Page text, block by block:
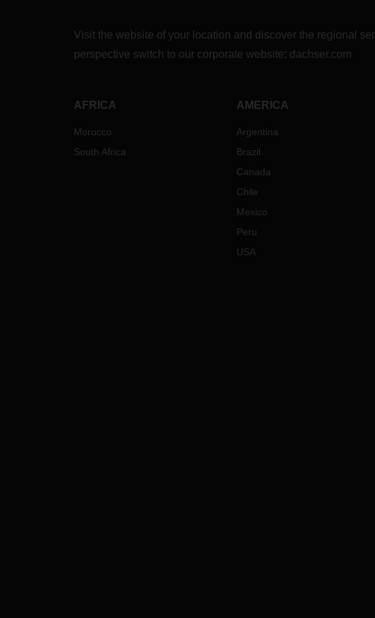
Visit the website of your location and discover the regional
perspective switch to our corporate website: dachser.com
AFRICA
Morocco
South Africa
AMERICA
Argentina
Brazil
Canada
Chile
Mexico
Peru
USA